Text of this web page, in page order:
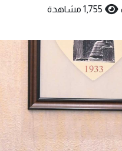
1,755 مشاهدة